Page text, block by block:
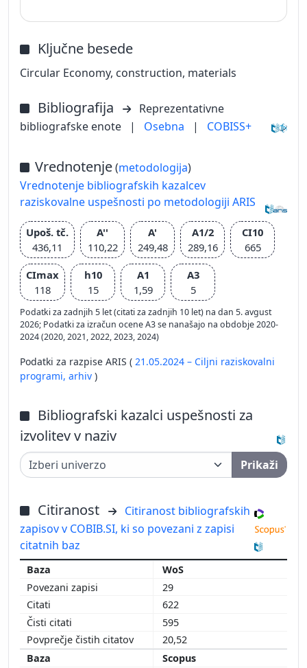
Ključne besede
Circular Economy, construction, materials
Bibliografija
Reprezentativne
bibliografske enote
| Osebna | COBISS+
Vrednotenje(metodologija)
Vrednotenje bibliografskih kazalcev
raziskovalne uspešnosti po metodologiji ARIS
Upoš. tč.
436,11
A''
110,22
A'
249,48
A1/2
289,16
CI10
665
CImax
118
h10
15
A1
1,59
A3
5
Podatki za zadnjih 5 let (citati za zadnjih 10 let) na dan 5. avgust
2026; Podatki za izračun ocene A3 se nanašajo na obdobje 2020-
2024 (2020, 2021, 2022, 2023, 2024)
Podatki za razpise ARIS ( 21.05.2024 – Ciljni raziskovalni
programi, arhiv )
Bibliografski kazalci uspešnosti za
izvolitev v naziv
Prikaži
Citiranost
Citiranost bibliografskih
zapisov v COBIB.SI, ki so povezani z zapisi
citatnih baz
WoS
29
622
595
20,52
Scopus